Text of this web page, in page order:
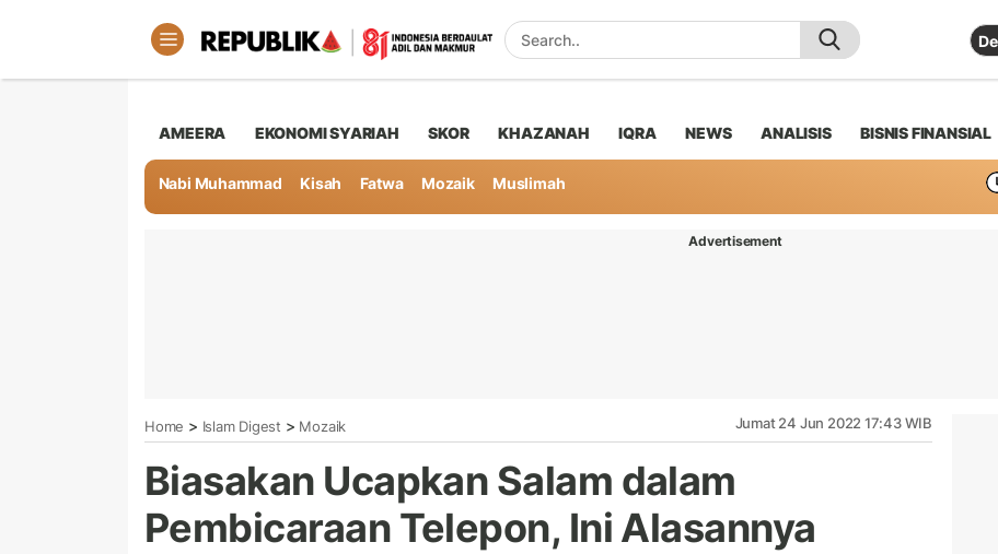
AMEERA EKONOMI SYARIAH SKOR KHAZANAH IQRA NEWS ANALISIS BISNIS FINANSIAL
Nabi Muhammad Kisah Fatwa Mozaik Muslimah
Advertisement
Home > Islam Digest > Mozaik Jumat 24 Jun 2022 17:43 WIB
Biasakan Ucapkan Salam dalam
Pembicaraan Telepon, Ini Alasannya